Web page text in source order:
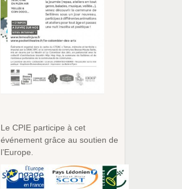
Le CPIE participe à cet
événement grâce au soutien de
l’Europe.